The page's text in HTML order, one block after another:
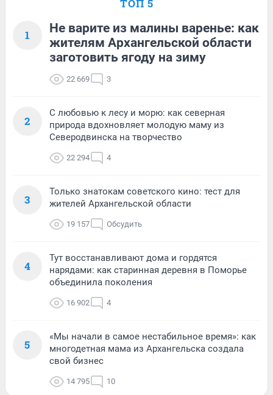
ТОП 5
1
Не варите из малины варенье: как
жителям Архангельской области
заготовить ягоду на зиму
22 669 3
2
С любовью к лесу и морю: как северная
природа вдохновляет молодую маму из
Северодвинска на творчество
22 294 4
3
Только знатокам советского кино: тест для
жителей Архангельской области
19 157 Обсудить
4
Тут восстанавливают дома и гордятся
нарядами: как старинная деревня в Поморье
объединила поколения
16 902 4
5
«Мы начали в самое нестабильное время»: как
многодетная мама из Архангельска создала
свой бизнес
14 795 10